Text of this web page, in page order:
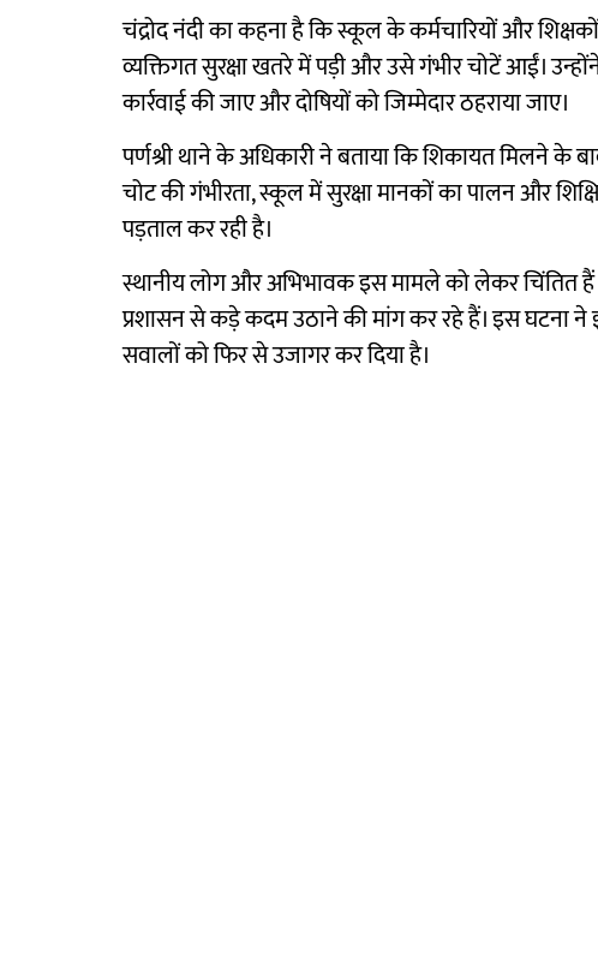
चंद्रोद नंदी का कहना है कि स्कूल के कर्मचारियों और
व्यक्तिगत सुरक्षा खतरे में पड़ी और उसे गंभीर चोटें आईं।
कार्रवाई की जाए और दोषियों को जिम्मेदार ठहराया जाए।
पर्णश्री थाने के अधिकारी ने बताया कि शिकायत मिलने
चोट की गंभीरता, स्कूल में सुरक्षा मानकों का पालन और
पड़ताल कर रही है।
स्थानीय लोग और अभिभावक इस मामले को लेकर चिंतित
प्रशासन से कड़े कदम उठाने की मांग कर रहे हैं। इस घटना
सवालों को फिर से उजागर कर दिया है।